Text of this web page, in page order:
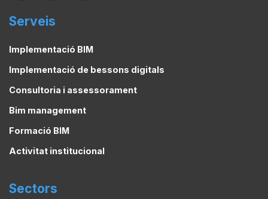
Serveis
Implementació BIM
Implementació de bessons digitals
Consultoria i assessorament
Bim management
Formació BIM
Activitat institucional
Sectors